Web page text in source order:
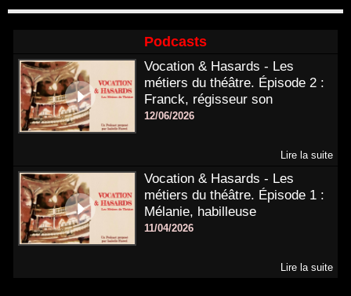
Podcasts
Vocation & Hasards - Les
métiers du théâtre. Épisode 2 :
Franck, régisseur son
12/06/2026
Lire la suite
Vocation & Hasards - Les
métiers du théâtre. Épisode 1 :
Mélanie, habilleuse
11/04/2026
Lire la suite